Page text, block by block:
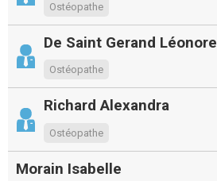
Ostéopathe
De Saint Gerand Léonore
Ostéopathe
Richard Alexandra
Ostéopathe
Morain Isabelle